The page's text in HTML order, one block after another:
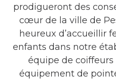
prodigueront des
cœur de la ville de
heureux d’accueillir
enfants dans notre
équipe de
équipement de